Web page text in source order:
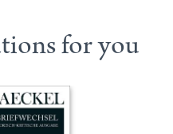
for you